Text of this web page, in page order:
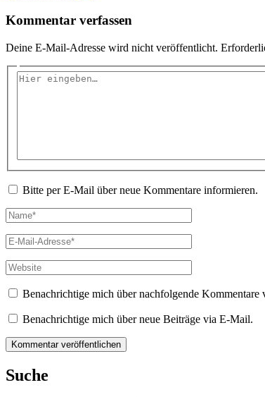
Kommentar verfassen
Deine E-Mail-Adresse wird nicht veröffentlicht.
Hier
Bitte per E-Mail über neue Kommentare informieren.
Name*
E-
Mail-
Adresse*
Website
Benachrichtige mich über nachfolgende Kommentare
Benachrichtige mich über neue Beiträge via E-Mail.
Suche